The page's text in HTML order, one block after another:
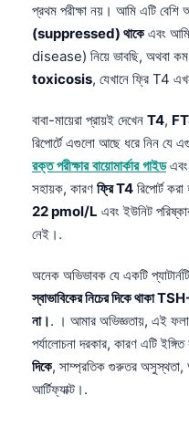
প্রথম পরীক্ষা নয়। আমি এটি বেশি
(suppressed) থাকেএবং
disease) নিয়ে ভাবছি, অথবা কম
toxicosis, যেখানে ফ্রি T4
বাবা-মায়েরা প্রায়ই দেখেন T4,
রিপোর্টে এগুলো আছে ধরে নিন যে
রক্ত পরীক্ষার বায়োমার্কার গাইডএবং
সহায়ক, কারণ ফ্রি T4 রিপোর্ট
22 pmol/L এবং ইউনিট
নেই।.
অনেক অভিভাবক যে একটি
স্বাভাবিকের নিচের দিকে থাকা
না।. । আমার অভিজ্ঞতায়, এই
পর্যালোচনা দরকার, কারণ এটি
দিকে, সাম্প্রতিক গুরুতর অসুস্থতা,
আর্টিফ্যাক্ট।.